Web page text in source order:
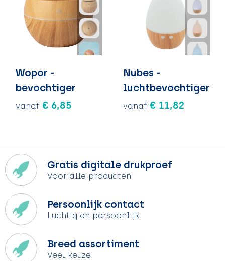
Wopor -
bevochtiger
vanaf € 6,85
Nubes -
luchtbevochtiger
vanaf € 11,82
Gratis digitale drukproef
Voor alle producten
Persoonlijk contact
Luchtig en persoonlijk
Breed assortiment
Veel keuze